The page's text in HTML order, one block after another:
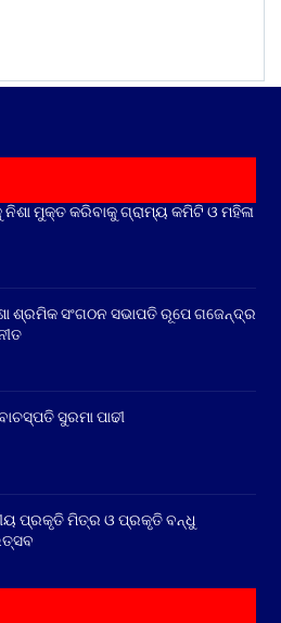
ନିଶା ମୁକ୍ତ କରିବାକୁ ଗ୍ରାମ୍ୟ କମିଟି ଓ ମହିଳା
ଶ୍ରମିକ ସଂଗଠନ ସଭାପତି ରୂପେ ଗଜେନ୍ଦ୍ର
ସୁରମା ପାଢୀ
ପ୍ରକୃତି ମିତ୍ର ଓ ପ୍ରକୃତି ବନ୍ଧୁ